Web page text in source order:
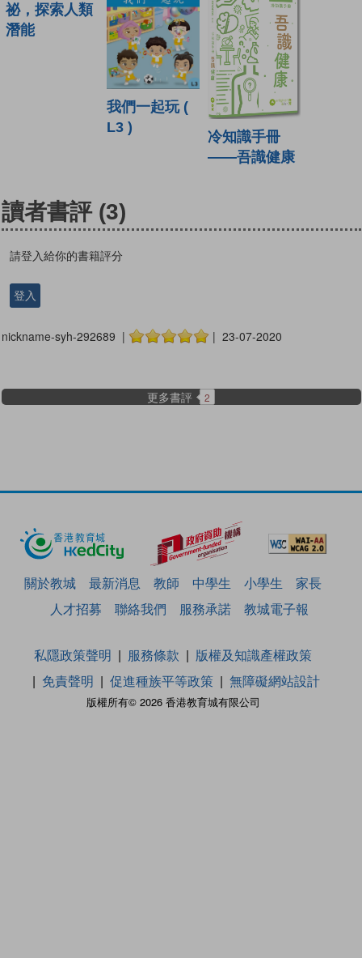
祕，探索人類
潛能
我們一起玩 (
L3 )
冷知識手冊
——吾識健康
讀者書評 (3)
請登入給你的書籍評分
登入
nickname-syh-292689 | | 23-07-2020
更多書評 2
關於教城 最新消息 教師 中學生 小學生
家長
人才招募
聯絡我們 服務承諾 教城電子報
版權所有© 2026 香港教育城有限公司
私隱政策聲明 服務條款
版權及知識產權政策
免責聲明
促進種族平等政策 無障礙網站設計